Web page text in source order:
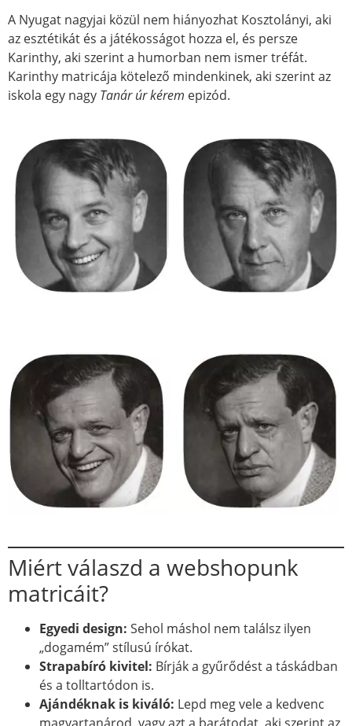
A Nyugat nagyjai közül nem hiányozhat Kosztolányi, aki
az esztétikát és a játékosságot hozza el, és persze
Karinthy, aki szerint a humorban nem ismer tréfát.
Karinthy matricája kötelező mindenkinek, aki szerint az
iskola egy nagy Tanár úr kérem epizód.
Miért válaszd a webshopunk
matricáit?
Egyedi design: Sehol máshol nem találsz ilyen
„dogamém” stílusú írókat.
Strapabíró kivitel: Bírják a gyűrődést a táskádban
és a tolltartódon is.
Ajándéknak is kiváló: Lepd meg vele a kedvenc